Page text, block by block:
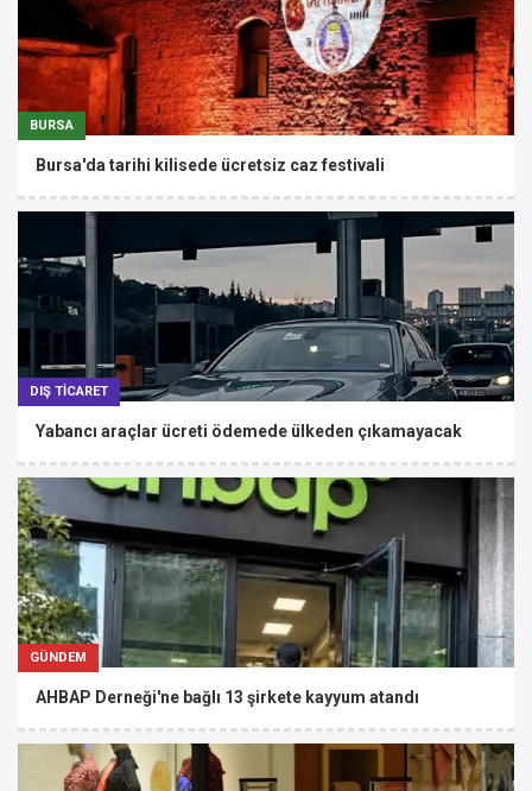
BURSA
Bursa'da tarihi kilisede ücretsiz caz festivali
DIŞ TİCARET
Yabancı araçlar ücreti ödemede ülkeden çıkamayacak
GÜNDEM
AHBAP Derneği'ne bağlı 13 şirkete kayyum atandı